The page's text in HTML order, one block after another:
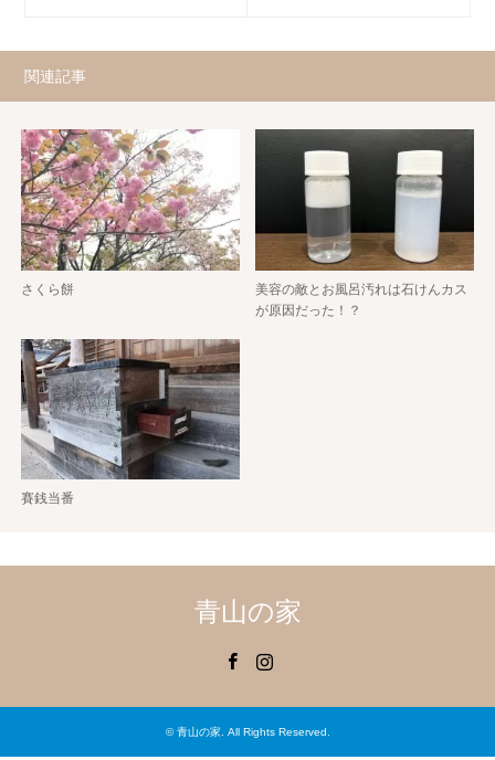
関連記事
さくら餅
美容の敵とお風呂汚れは石けんカス
が原因だった！？
賽銭当番
青山の家
©青山の家. All Rights Reserved.